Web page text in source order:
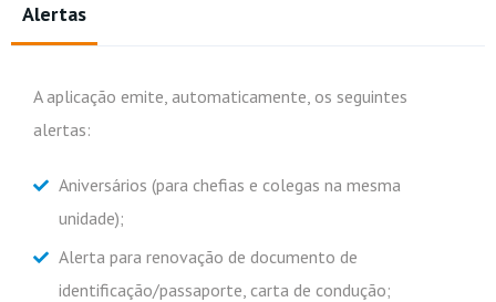
Alertas
A aplicação emite, automaticamente, os seguintes
alertas:
Aniversários (para chefias e colegas na mesma
unidade);
Alerta para renovação de documento de
identificação/passaporte, carta de condução;